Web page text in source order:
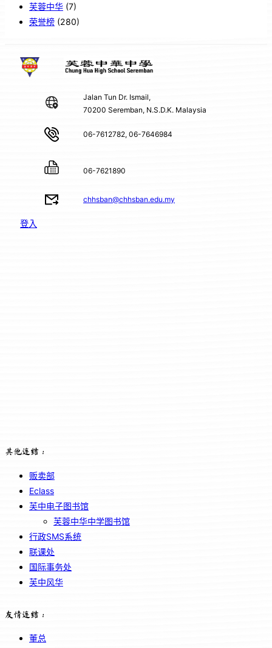
芙蓉中华 (7)
荣誉榜 (280)
Jalan Tun Dr. Ismail,
70200 Seremban, N.S.D.K. Malaysia
06-7612782, 06-7646984
06-7621890
chhsban@chhsban.edu.my
登入
其他连结：
贩卖部
Eclass
芙中电子图书馆
芙蓉中华中学图书馆
行政SMS系统
联课处
国际事务处
芙中风华
友情连结：
董总